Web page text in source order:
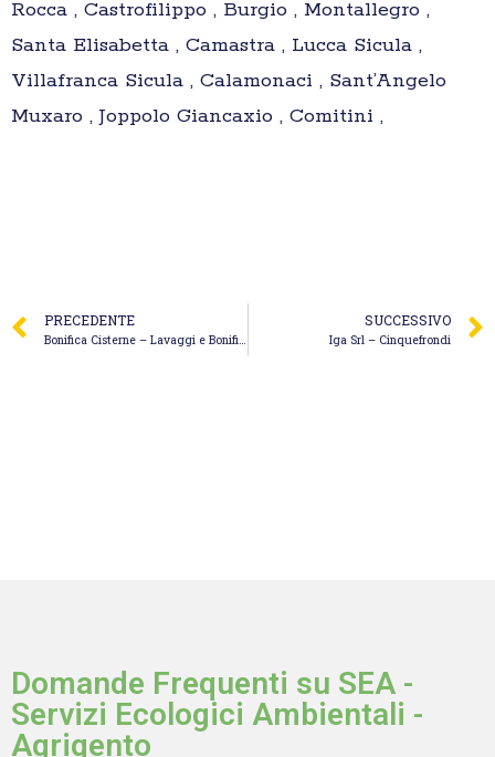
Rocca , Castrofilippo , Burgio , Montallegro ,
Santa Elisabetta , Camastra , Lucca Sicula ,
Villafranca Sicula , Calamonaci , Sant’Angelo
Muxaro , Joppolo Giancaxio , Comitini ,
PRECEDENTE
Bonifica Cisterne – Lavaggi e Bonifiche Cisterne S.r.l. Arluno
SUCCESSIVO
Iga Srl – Cinquefrondi
Domande Frequenti su SEA -
Servizi Ecologici Ambientali -
Agrigento